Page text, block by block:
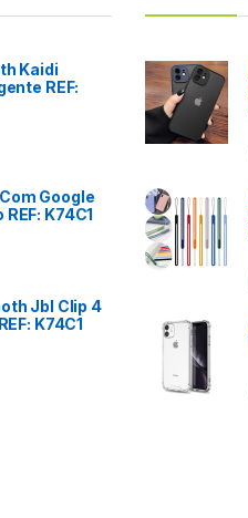
Kaidi
REF:
Google
K74C1
Jbl Clip 4
K74C1